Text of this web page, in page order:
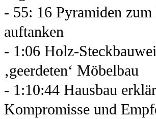
- 55: 16 Pyramiden zum
auftanken
- 1:06 Holz-
‚geerdeten‘ Möbelbau
- 1:10:44 Hausbau
Kompromisse und